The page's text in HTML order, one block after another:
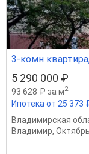
3-комн
5 290 000 ₽
93 628 ₽ за м2
Ипотека от 25 373
Владимирская
Владимир,